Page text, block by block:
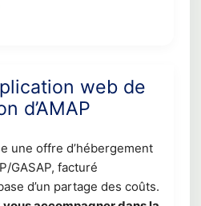
web de
d’AMAP
une offre d’hébergement
GASAP, facturé
d’un partage des coûts.